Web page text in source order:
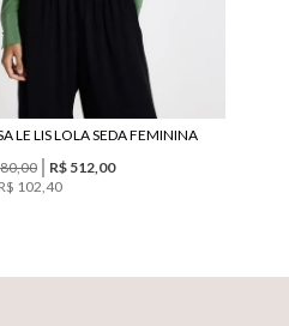
LE LIS LOLA SEDA FEMININA
R$ 512,00
R$ 102,40